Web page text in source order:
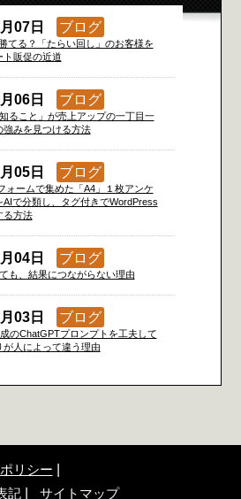
07日 ブログ
てる？「たらい回し」のお客様を
ト販促の近道
06日 ブログ
ること」が売上アップの一丁目一
強みを見つける方法
05日 ブログ
ォームで集めた「A4」１枚アンケ
AIで分類し、タグ付きでWordPress
る方法
04日 ブログ
も、結果につながらない理由
03日 ブログ
のChatGPTプロンプトを工夫して
が人によって違う理由
リシー
記
サイトマップ